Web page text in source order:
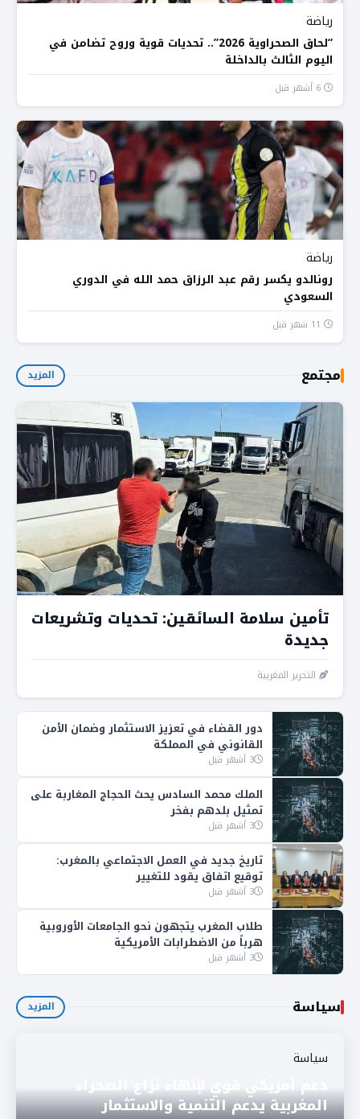
رياضة
“لحاق الصحراوية 2026”.. تحديات قوية وروح تضامن في
اليوم الثالث بالداخلة
رياضة
رونالدو يكسر رقم عبد الرزاق حمد الله في الدوري
السعودي
مجتمع المزيد
تأمين سلامة السائقين: تحديات وتشريعات
جديدة
التحرير المغربية
دور القضاء في تعزيز الاستثمار وضمان الأمن
القانوني في المملكة
3 أشهر قبل
الملك محمد السادس يحث الحجاج المغاربة على
تمثيل بلدهم بفخر
3 أشهر قبل
تاريخ جديد في العمل الاجتماعي بالمغرب:
توقيع اتفاق يقود للتغيير
3 أشهر قبل
طلاب المغرب يتجهون نحو الجامعات الأوروبية
هرباً من الاضطرابات الأمريكية
3 أشهر قبل
سياسة المزيد
سياسة
دعم أمريكي قوي لإنهاء نزاع الصحراء
المغربية يدعم التنمية والاستثمار